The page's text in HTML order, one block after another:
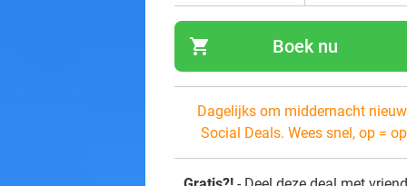
shopping_cart Boek nu
Dagelijks om middernacht
Social Deals. Wees snel, op =